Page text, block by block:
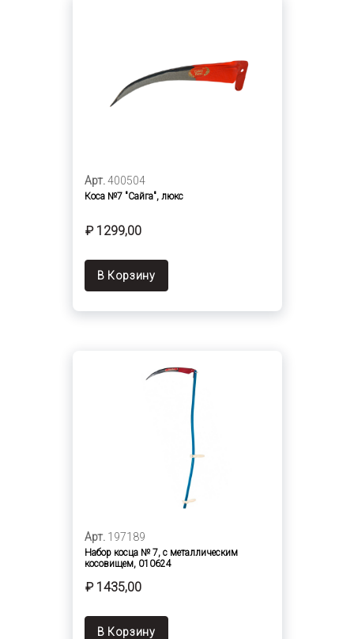
Арт. 400504
Коса №7 "Сайга", люкс
₽ 1299,00
В Корзину
Арт. 197189
Набор косца № 7, с металлическим
косовищем, 010624
₽ 1435,00
В Корзину